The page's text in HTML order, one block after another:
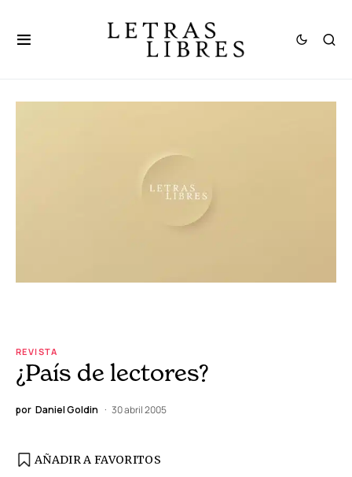
REVISTA
¿País de lectores?
por Daniel Goldin 30 abril 2005
AÑADIR A FAVORITOS